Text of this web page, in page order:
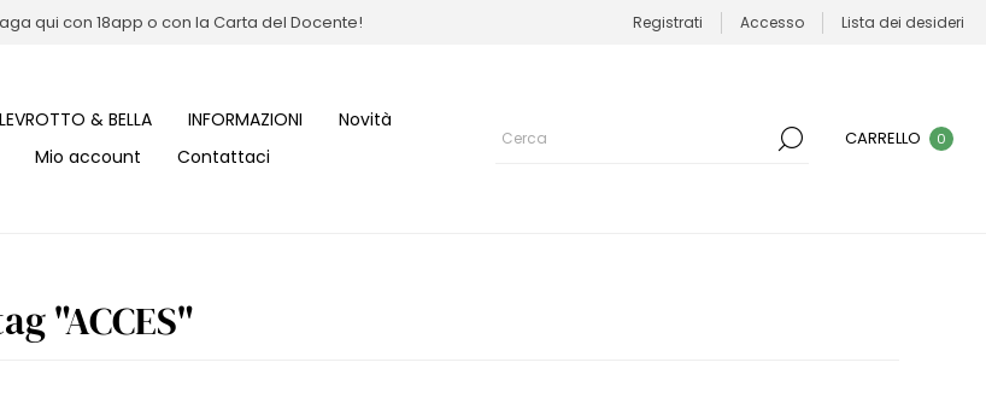
qui con 18app o con la Carta del Docente! Registrati Accesso Lista dei desideri
LEVROTTO & BELLA INFORMAZIONI
Novità
Mio account
Contattaci
CARRELLO 0
"ACCES"